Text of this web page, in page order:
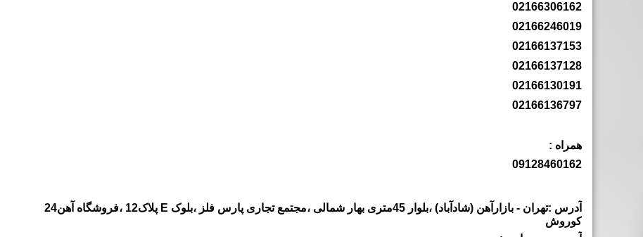
02166306162
02166246019
02166137153
02166137128
02166130191
02166136797
همراه :
09128460162
آدرس :تهران - بازارآهن (شادآباد) ،بلوار 45متری بهار شمالی ،مجتمع تجاری پارس فلز ،بلوک E پلاک12 ،فروشگاه آهن24
کوروش